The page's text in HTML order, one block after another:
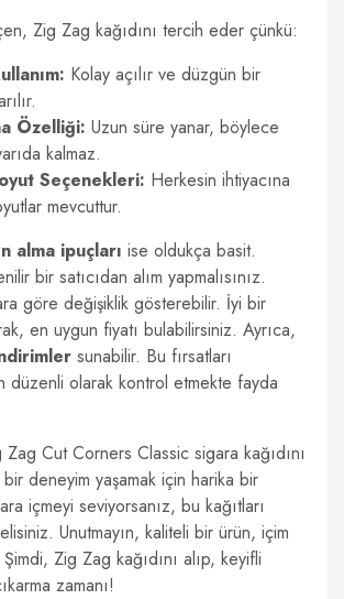
Zig Zag kağıdını tercih eder çünkü:
Kolay açılır ve düzgün bir
Özelliği: Uzun süre yanar, böylece
kalmaz.
Seçenekleri: Herkesin ihtiyacına
mevcuttur.
alma ipuçları ise oldukça basit.
bir satıcıdan alım yapmalısınız.
göre değişiklik gösterebilir. İyi bir
en uygun fiyatı bulabilirsiniz. Ayrıca,
sunabilir. Bu fırsatları
düzenli olarak kontrol etmekte fayda
Cut Corners Classic sigara kağıdını
deneyim yaşamak için harika bir
içmeyi seviyorsanız, bu kağıtları
Unutmayın, kaliteli bir ürün, içim
Zig Zag kağıdını alıp, keyifli
zamanı!